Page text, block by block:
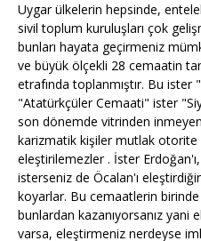
Uygar ülkelerin hepsinde,
sivil toplum kuruluşları çok
bunları hayata geçirmeniz
ve büyük ölçekli 28 cemaatin
etrafında toplanmıştır. Bu
"Atatürkçüler Cemaati" ister
son dönemde vitrinden
karizmatik kişiler mutlak otorite
eleştirilemezler . İster
isterseniz de Öcalan'ı
koyarlar. Bu cemaatlerin birinde
bunlardan kazanıyorsanız yani
varsa, eleştirmeniz nerdeyse